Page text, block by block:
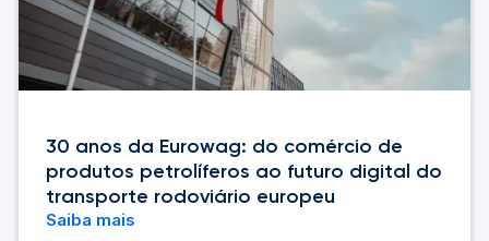
30 anos da Eurowag: do comércio de
produtos petrolíferos ao futuro digital do
transporte rodoviário europeu
Saiba mais